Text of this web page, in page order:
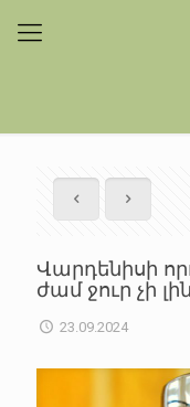
Վարդենիսի
ժամ ջուր չի
23.09.2024